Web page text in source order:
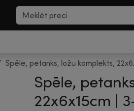
Spēle, petanks, ložu komplekts,
Spēle,
22x6x15cm |